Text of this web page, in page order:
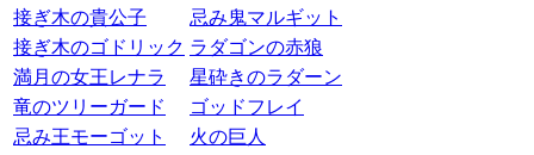
接ぎ木の貴公子
忌み鬼マルギット
接ぎ木のゴドリック ラダゴンの赤狼
満月の女王レナラ
星砕きのラダーン
竜のツリーガード
ゴッドフレイ
忌み王モーゴット
火の巨人